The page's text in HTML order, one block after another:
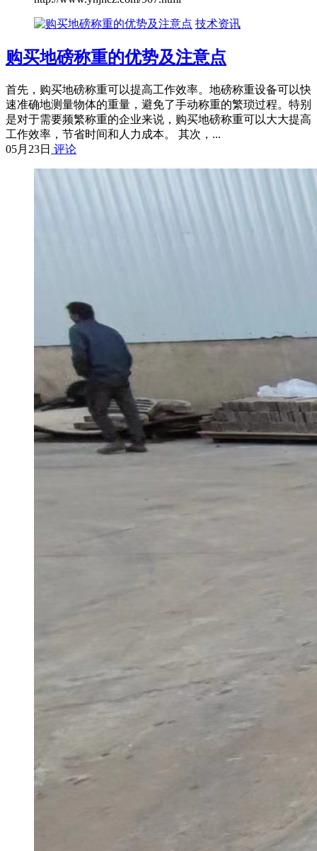
技术资讯
购买地磅称重的优势及注意点
首先，购买地磅称重可以提高工作效率。地磅称重设备可以快
速准确地测量物体的重量，避免了手动称重的繁琐过程。特别
是对于需要频繁称重的企业来说，购买地磅称重可以大大提高
工作效率，节省时间和人力成本。 其次，...
05月23日 评论